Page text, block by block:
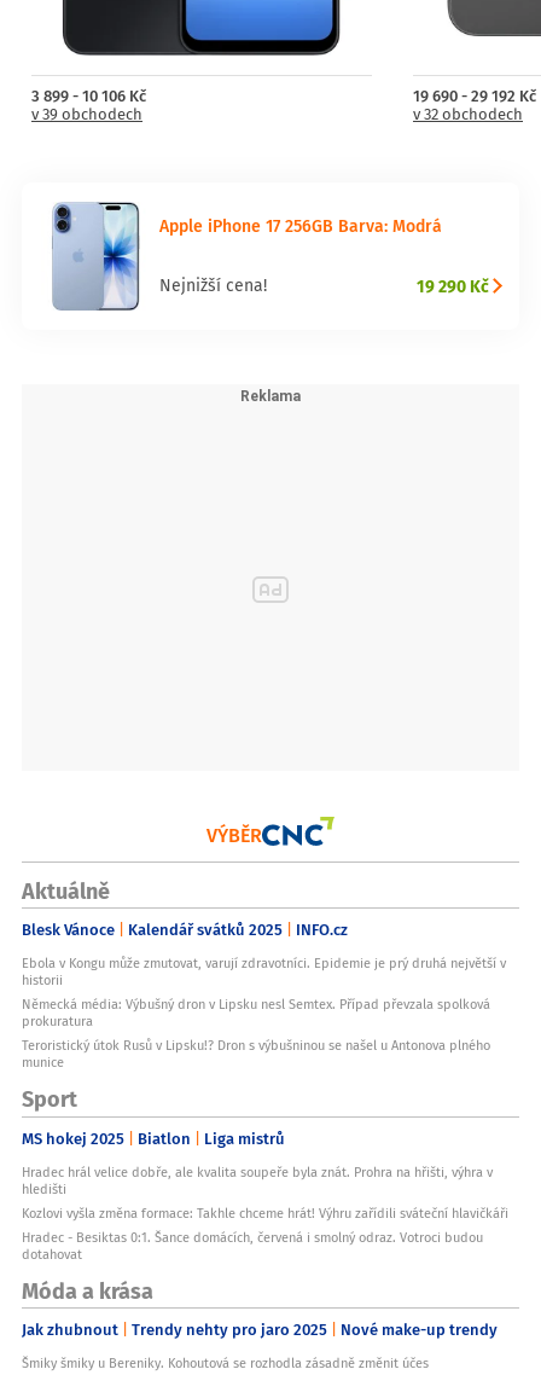
shrnout, stačí jedno klepnutí.
Čtečka otisků prstů:
Zadní fotoaparát:
Apple A19
Max. frekvence procesoru:
Velikost úložiště:
256
Výška:
149.6
Šířka:
71.5
Hloubka:
7.95
Hmotnost:
177
Bezdrátové nabíjení:
Ano
Typ USB připojení:
USB-C
3 899 - 10 106 Kč
v 39 obchodech
19 690 - 29 192 Kč
v 32 obchodech
Apple iPhone 17 256GB Barva: Modrá
Nejnižší cena! 19 290 Kč
VÝBĚR
Aktuálně
Blesk Vánoce Kalendář svátků 2025 INFO.cz
Ebola v Kongu může zmutovat, varují zdravotníci. Epidemie je prý druhá největší v
historii
Německá média: Výbušný dron v Lipsku nesl Semtex. Případ převzala spolková
prokuratura
Teroristický útok Rusů v Lipsku!? Dron s výbušninou se našel u Antonova plného
munice
Sport
MS hokej 2025 Biatlon Liga mistrů
Hradec hrál velice dobře, ale kvalita soupeře byla znát. Prohra na hřišti, výhra v
hledišti
Kozlovi vyšla změna formace: Takhle chceme hrát! Výhru zařídili sváteční hlavičkáři
Hradec - Besiktas 0:1. Šance domácích, červená i smolný odraz. Votroci budou
dotahovat
Móda a krása
Jak zhubnout Trendy nehty pro jaro 2025 Nové make-up trendy
Šmiky šmiky u Bereniky. Kohoutová se rozhodla zásadně změnit účes